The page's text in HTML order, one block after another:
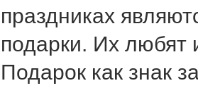
праздниках
подарки. Их любят
Подарок как знак